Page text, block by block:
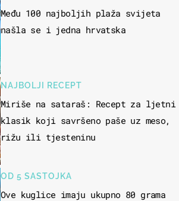
Među 100 najboljih plaža svijeta
našla se i jedna hrvatska
NAJBOLJI RECEPT
Miriše na sataraš: Recept za ljetni
klasik koji savršeno paše uz meso,
rižu ili tjesteninu
OD 5 SASTOJKA
Ove kuglice imaju ukupno 80 grama